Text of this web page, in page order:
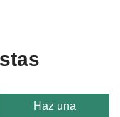
Haz una